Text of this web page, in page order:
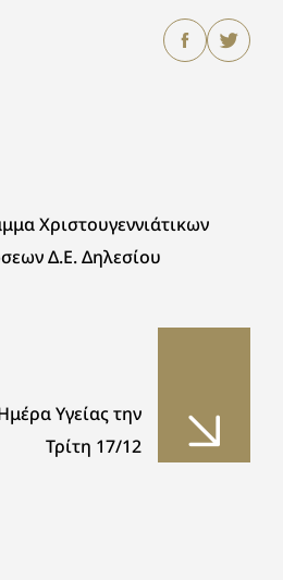
Χριστουγεννιάτικων
Δ.Ε. Δηλεσίου
Υγείας την
Τρίτη 17/12